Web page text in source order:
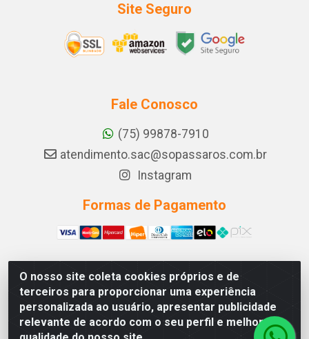
O nosso site coleta cookies próprios e de
terceiros para proporcionar uma experiência
personalizada ao usuário, apresentar publicidade
relevante de acordo com o seu perfil e melhorar a
Site Seguro
Fale Conosco
(75) 99878-7910
atendimento.sac@sopassaros.com.br
Instagram
Formas de Pagamento
A PINA DOS SANTOS DELEZZOTTE LTDA - RODOVIA BA
233, 27 - ZONA RURAL, ITABERABA/BA - CEP 46.880-
000 - CNPJ 30.578.948/0001-90